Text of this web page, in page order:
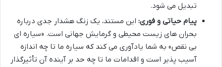
تبدیل می شود.
پیام حیاتی و فوری: این مستند، یک زنگ هشدار جدی درباره
بحران های زیست محیطی و گرمایش جهانی است. «سیاره ای
بی نقص» به شما یادآوری می کند که سیاره ما تا چه اندازه
آسیب پذیر است و اقدامات ما تا چه حد بر آینده آن تأثیرگذار